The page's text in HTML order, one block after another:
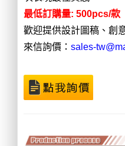
最低訂購量: 500pcs/款
歡迎提供設計圖稿、創
來信詢價：sales-